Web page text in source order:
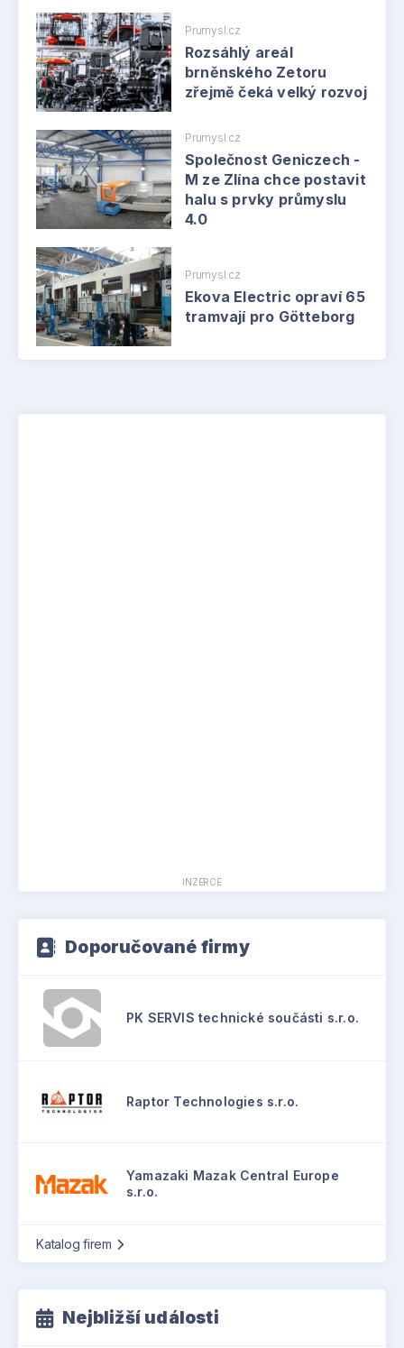
Prumysl.cz
Rozsáhlý areál
brněnského Zetoru
zřejmě čeká velký rozvoj
Prumysl.cz
Společnost Geniczech -
M ze Zlína chce postavit
halu s prvky průmyslu
4.0
Prumysl.cz
Ekova Electric opraví 65
tramvají pro Götteborg
INZERCE
Doporučované firmy
PK SERVIS technické součásti s.r.o.
Raptor Technologies s.r.o.
Yamazaki Mazak Central Europe
s.r.o.
Katalog firem
Nejbližší události